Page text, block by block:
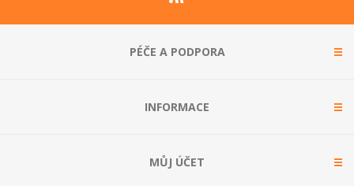
PÉČE A PODPORA
INFORMACE
MŮJ ÚČET